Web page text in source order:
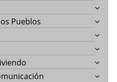
Pueblos